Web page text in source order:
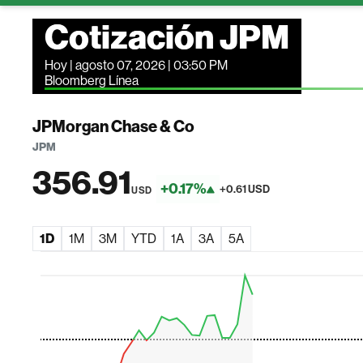
Cotización JPM
Hoy | agosto 07, 2026 | 03:50 PM
Bloomberg Línea
JPMorgan Chase & Co
JPM
356.91USD +0.17% +0.61 USD
1D 1M 3M YTD 1A 3A 5A